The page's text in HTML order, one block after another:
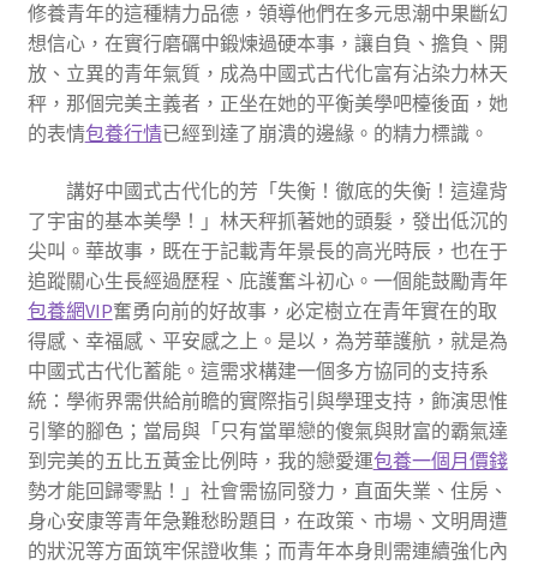
修養青年的這種精力品德，領導他們在多元思潮中果斷幻
想信心，在實行磨礪中鍛煉過硬本事，讓自負、擔負、開
放、立異的青年氣質，成為中國式古代化富有沾染力林天
秤，那個完美主義者，正坐在她的平衡美學吧檯後面，她
的表情包養行情已經到達了崩潰的邊緣。的精力標識。
講好中國式古代化的芳「失衡！徹底的失衡！這違背
了宇宙的基本美學！」林天秤抓著她的頭髮，發出低沉的
尖叫。華故事，既在于記載青年景長的高光時辰，也在于
追蹤關心生長經過歷程、庇護奮斗初心。一個能鼓勵青年
包養網VIP奮勇向前的好故事，必定樹立在青年實在的取
得感、幸福感、平安感之上。是以，為芳華護航，就是為
中國式古代化蓄能。這需求構建一個多方協同的支持系
統：學術界需供給前瞻的實際指引與學理支持，飾演思惟
引擎的腳色；當局與「只有當單戀的傻氣與財富的霸氣達
到完美的五比五黃金比例時，我的戀愛運包養一個月價錢
勢才能回歸零點！」社會需協同發力，直面失業、住房、
身心安康等青年急難愁盼題目，在政策、市場、文明周遭
的狀況等方面筑牢保證收集；而青年本身則需連續強化內